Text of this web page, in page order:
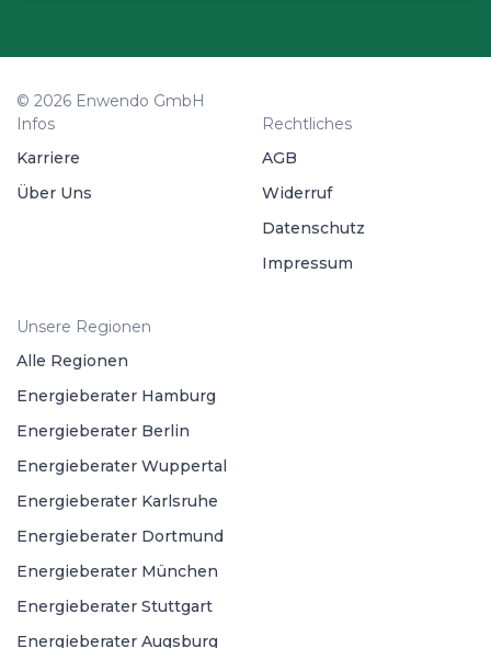
© 2026 Enwendo GmbH
Infos
Karriere
Über Uns
Rechtliches
AGB
Widerruf
Datenschutz
Impressum
Unsere Regionen
Alle Regionen
Energieberater Hamburg
Energieberater Berlin
Energieberater Wuppertal
Energieberater Karlsruhe
Energieberater Dortmund
Energieberater München
Energieberater Stuttgart
Energieberater Augsburg